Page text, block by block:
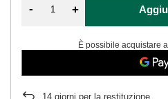
- +
È possibile acquistare
14 giorni per la restituzione